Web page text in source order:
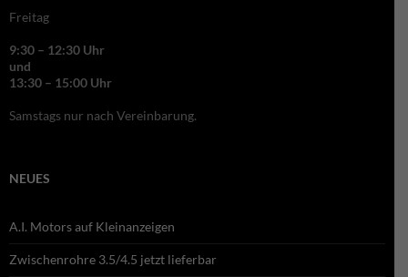
Freitag
9:30 – 12:30 Uhr
und
13:30 – 15:00 Uhr
Samstags nur nach Vereinbarung.
NEUES
A.I. Motors auf Kleinanzeigen
Zwischenrohre 3.5/4.5 jetzt lieferbar